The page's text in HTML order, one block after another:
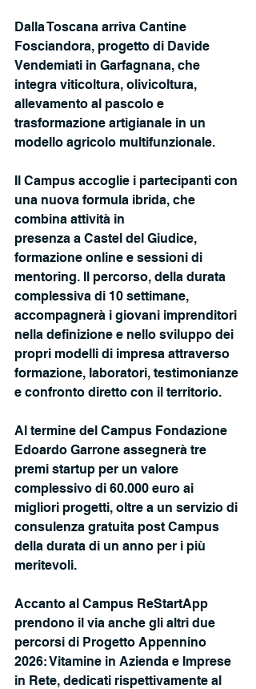
Dalla Toscana arriva Cantine
Fosciandora, progetto di Davide
Vendemiati in Garfagnana, che
integra viticoltura, olivicoltura,
allevamento al pascolo e
trasformazione artigianale in un
modello agricolo multifunzionale.
Il Campus accoglie i partecipanti con
una nuova formula ibrida, che
combina attività in
presenza a Castel del Giudice,
formazione online e sessioni di
mentoring. Il percorso, della durata
complessiva di 10 settimane,
accompagnerà i giovani imprenditori
nella definizione e nello sviluppo dei
propri modelli di impresa attraverso
formazione, laboratori, testimonianze
e confronto diretto con il territorio.
Al termine del Campus Fondazione
Edoardo Garrone assegnerà tre
premi startup per un valore
complessivo di 60.000 euro ai
migliori progetti, oltre a un servizio di
consulenza gratuita post Campus
della durata di un anno per i più
meritevoli.
Accanto al Campus ReStartApp
prendono il via anche gli altri due
percorsi di Progetto Appennino
2026: Vitamine in Azienda e Imprese
in Rete, dedicati rispettivamente al